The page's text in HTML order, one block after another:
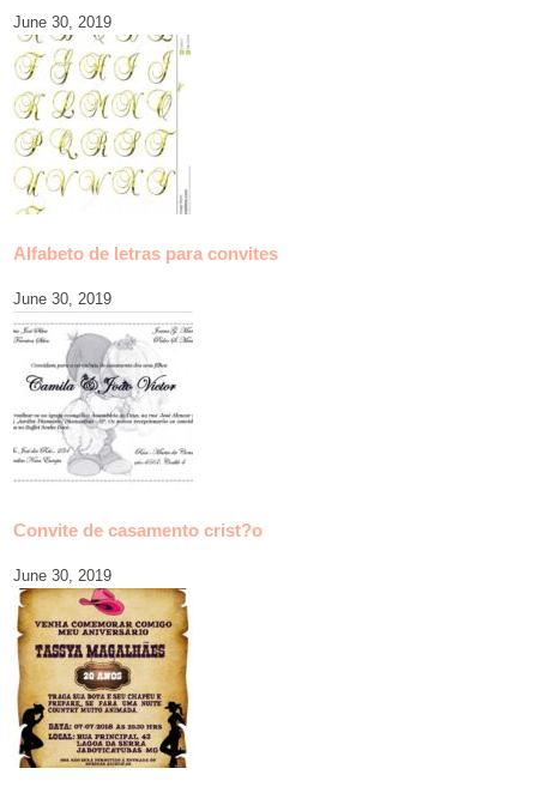
June 30, 2019
Alfabeto de letras para convites
June 30, 2019
Convite de casamento crist?o
June 30, 2019